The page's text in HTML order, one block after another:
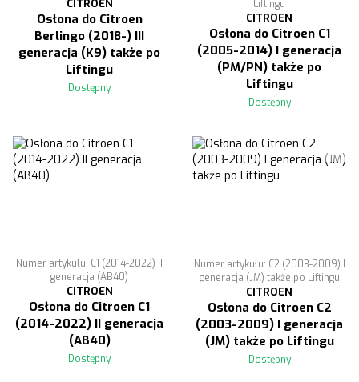
CITROEN
Osłona do Citroen
Berlingo (2018-) III
generacja (K9) także po
Liftingu
Dostępny
Liftingu
CITROEN
Osłona do Citroen C1
(2005-2014) I generacja
(PM/PN) także po
Liftingu
Dostępny
Numer artykułu: C1 (2014-2022) II
generacja (AB40)
CITROEN
Osłona do Citroen C1
(2014-2022) II generacja
(AB40)
Dostępny
Numer artykułu: C2 (2003-2009) I
generacja (JM) także po Liftingu
CITROEN
Osłona do Citroen C2
(2003-2009) I generacja
(JM) także po Liftingu
Dostępny